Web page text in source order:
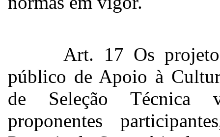
Art. 17 Os
público de Apoio à
de Seleção Técnica
proponentes